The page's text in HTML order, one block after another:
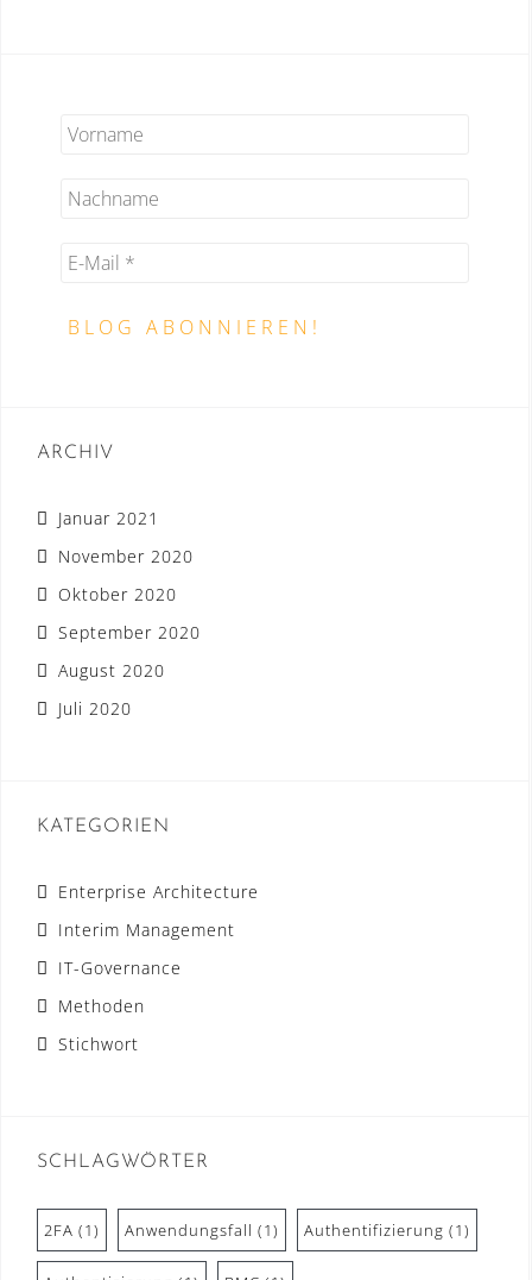
ARCHIV
Januar 2021
November 2020
Oktober 2020
September 2020
August 2020
Juli 2020
KATEGORIEN
Enterprise Architecture
Interim Management
IT-Governance
Methoden
Stichwort
SCHLAGWÖRTER
2FA (1) Anwendungsfall (1) Authentifizierung (1)